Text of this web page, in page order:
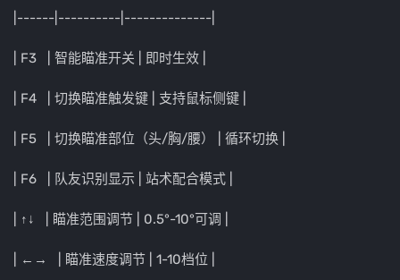
|------|----------|--------------|
| F3 | 智能瞄准开关 | 即时生效 |
| F4 | 切换瞄准触发键 | 支持鼠标侧键 |
| F5 | 切换瞄准部位（头/胸/腰） | 循环切换 |
| F6 | 队友识别显示 | 站术配合模式 |
| ↑↓ | 瞄准范围调节 | 0.5°-10°可调 |
| ←→ | 瞄准速度调节 | 1-10档位 |